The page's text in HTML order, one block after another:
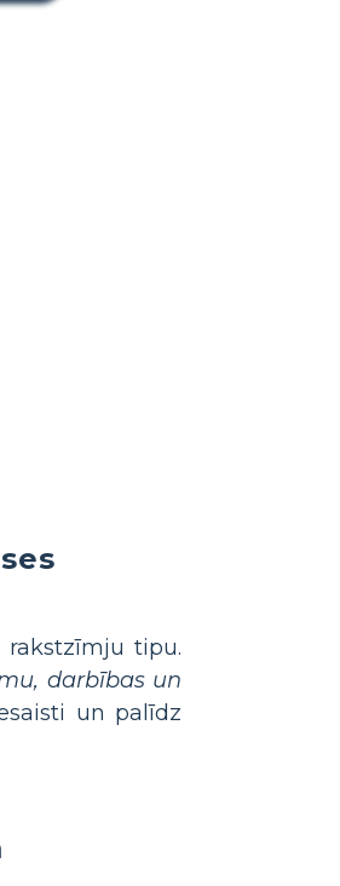
tipu.
darbības un
un palīdz